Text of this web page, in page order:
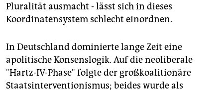
Pluralität ausmacht - lässt sich in dieses
Koordinatensystem schlecht einordnen.
In Deutschland dominierte lange Zeit eine
apolitische Konsenslogik. Auf die neoliberale
"Hartz-IV-Phase" folgte der großkoalitionäre
Staatsinterventionismus; beides wurde als